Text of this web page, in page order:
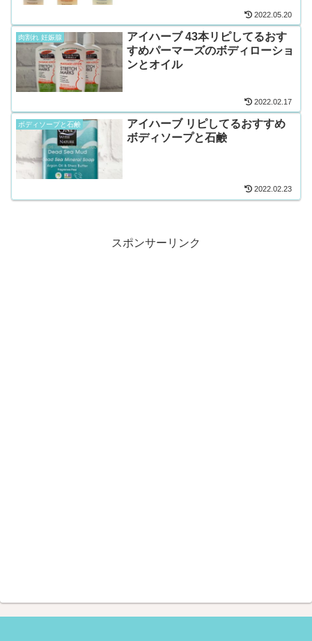
2022.05.20
肉割れ 妊娠腺
アイハーブ 43本リピしてるおす
すめパーマーズのボディローショ
ンとオイル
2022.02.17
ボディソープと石鹸
アイハーブ リピしてるおすすめ
ボディソープと石鹸
2022.02.23
スポンサーリンク